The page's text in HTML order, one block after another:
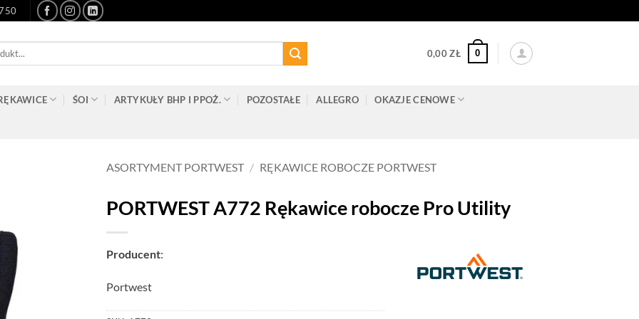
0,00ZŁ 0
ŚOI ARTYKUŁY BHP I PPOŻ. POZOSTAŁE ALLEGRO OKAZJE CENOWE
ASORTYMENT PORTWEST / RĘKAWICE ROBOCZE PORTWEST
PORTWEST A772 Rękawice robocze Pro Utility
Producent:
Portwest